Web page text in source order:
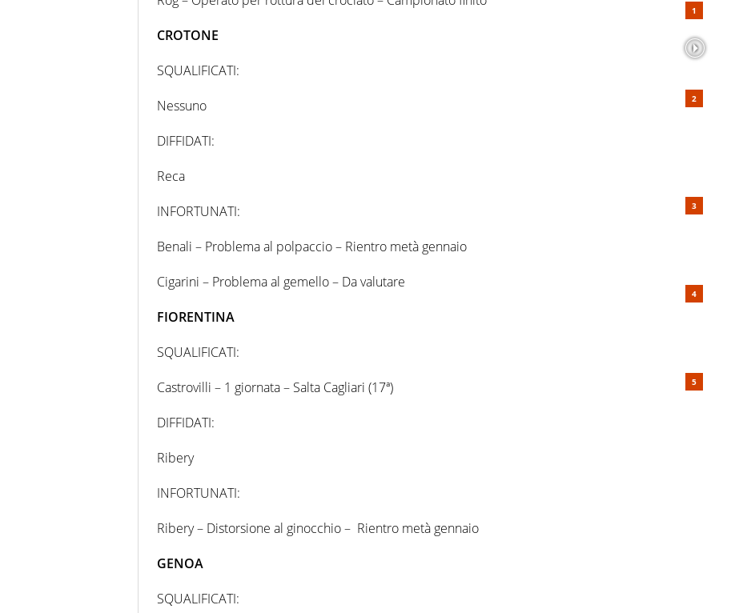
CROTONE
SQUALIFICATI:
Nessuno
DIFFIDATI:
Reca
INFORTUNATI:
Benali – Problema al polpaccio – Rientro metà gennaio
Cigarini – Problema al gemello – Da valutare
FIORENTINA
SQUALIFICATI:
Castrovilli – 1 giornata – Salta Cagliari (17ª)
DIFFIDATI:
Ribery
INFORTUNATI:
Ribery – Distorsione al ginocchio – Rientro metà gennaio
GENOA
SQUALIFICATI: